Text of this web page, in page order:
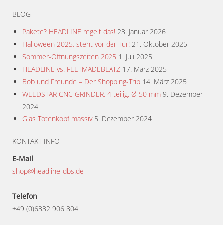
BLOG
Pakete? HEADLINE regelt das! 23. Januar 2026
Halloween 2025, steht vor der Tür! 21. Oktober 2025
Sommer-Öffnungszeiten 2025 1. Juli 2025
HEADLINE vs. FEETMADEBEATZ 17. März 2025
Bob und Freunde – Der Shopping-Trip 14. März 2025
WEEDSTAR CNC GRINDER, 4-teilig, Ø 50 mm 9. Dezember
2024
Glas Totenkopf massiv 5. Dezember 2024
KONTAKT INFO
E-Mail
shop@headline-dbs.de
Telefon
+49 (0)6332 906 804